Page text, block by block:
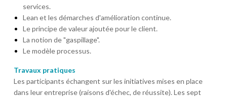
services.
Lean et les démarches d'amélioration continue.
Le principe de valeur ajoutée pour le client.
La notion de "gaspillage".
Le modèle processus.
Travaux pratiques
Les participants échangent sur les initiatives mises en place
dans leur entreprise (raisons d'échec, de réussite). Les sept